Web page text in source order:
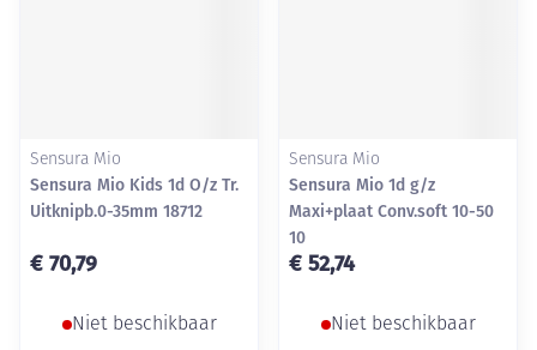
Sensura Mio
Sensura Mio Kids 1d O/z Tr.
Uitknipb.0-35mm 18712
€ 70,79
Niet beschikbaar
Sensura Mio
Sensura Mio 1d g/z
Maxi+plaat Conv.soft 10-50
10
€ 52,74
Niet beschikbaar